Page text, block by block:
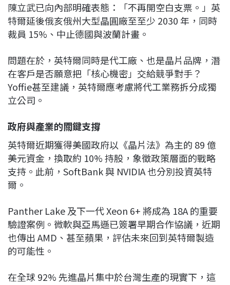
陳立武已向內部明確表態：「不再開空白支票。」英
特爾延後俄亥俄州大型晶圓廠至至少 2030 年，同時
裁員 15%、中止德國與波蘭計畫。
問題在於，英特爾同時是代工廠、也是晶片品牌，潛
在客戶是否願意把「核心機密」交給競爭對手？
Yoffie甚至建議，英特爾應考慮將代工業務拆分成獨
立公司。
政府與產業的關鍵支撐
英特爾近期獲得美國政府以《晶片法》為主的 89 億
美元資金，換取約 10% 持股，象徵政策層面的戰略
支持。此前，SoftBank 與 NVIDIA也分別投資英特
爾。
Panther Lake 及下一代 Xeon 6+ 將成為 18A 的重要
驗證案例。微軟與亞馬遜已簽署早期合作協議，近期
也傳出 AMD、甚至蘋果，評估未來回到英特爾製造
的可能性。
在全球 92% 先進晶片集中於台灣生產的現實下，這